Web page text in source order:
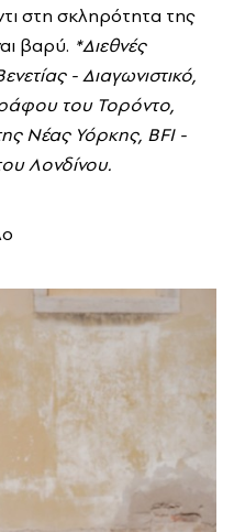
στη σκληρότητα της
βαρύ. *Διεθνές
- Διαγωνιστικό,
του Τορόντο,
Νέας Υόρκης, BFI -
Λονδίνου.